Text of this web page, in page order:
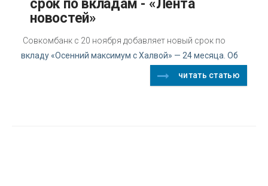
срок по вкладам - «Лента
новостей»
Совкомбанк с 20 ноября добавляет новый срок по
вкладу «Осенний максимум с Халвой» — 24 месяца. Об
читать статью